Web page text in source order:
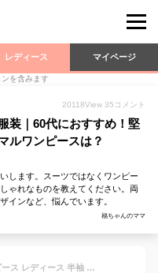
レディース マイページ
を含みます
20118View 35 コメント
装｜60代におすすめ！堅
ルワンピースは？
します。スーツではなくワンピー
ゃれなものを教えてください。両
インなど、悩んでいます。
福ちゃんのママ
【MAX20%OFFクーポン】 ワンピース レディース 半袖 ロングワンピース マキシワンピース 接触冷感 UVカット 汗ジミ防止 プリーツ ボヘミアン 日焼け止め 体型カバー 大人可愛い 綿麻 リネン ゆったり きれいめ 低身長 春夏 30代 40代 50代 黒 紺 青 S M L LL 3L smart-shop